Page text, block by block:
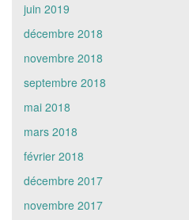
juin 2019
décembre 2018
novembre 2018
septembre 2018
mai 2018
mars 2018
février 2018
décembre 2017
novembre 2017